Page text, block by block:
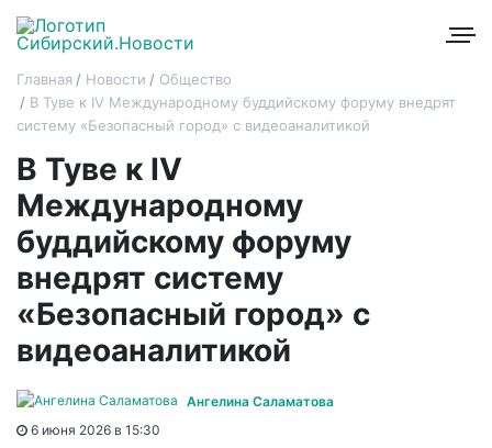
Главная Новости
Общество
В Туве к IV Международному буддийскому форуму внедрят
систему «Безопасный город» с видеоаналитикой
В Туве к IV
Международному
буддийскому форуму
внедрят систему
«Безопасный город» с
видеоаналитикой
Ангелина Саламатова
6 июня 2026 в 15:30